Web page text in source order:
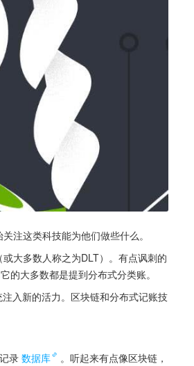
注这类科技能为他们做些什么。
大多数人称之为DLT）。有点讽刺的
的大多数都是提到分布式分类账。
入新的活力。区块链和分布式记账技
录 数据库
。听起来有点像区块链，